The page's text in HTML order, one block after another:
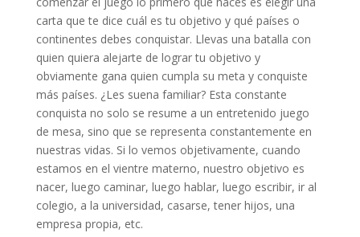
carta que te dice cuál es tu objetivo y qué países o
continentes debes conquistar. Llevas una batalla con
quien quiera alejarte de lograr tu objetivo y
obviamente gana quien cumpla su meta y conquiste
más países. ¿Les suena familiar? Esta constante
conquista no solo se resume a un entretenido juego
de mesa, sino que se representa constantemente en
nuestras vidas. Si lo vemos objetivamente, cuando
estamos en el vientre materno, nuestro objetivo es
nacer, luego caminar, luego hablar, luego escribir, ir al
colegio, a la universidad, casarse, tener hijos, una
empresa propia, etc.